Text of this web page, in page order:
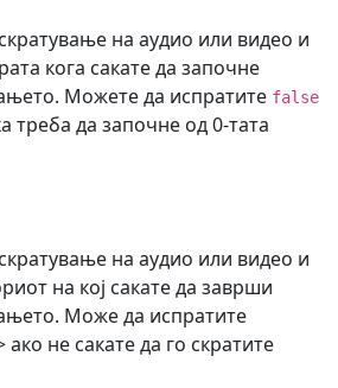
на аудио или видео и
кога сакате да започне
Можете да испратите false
треба да започне од 0-тата
на аудио или видео и
на кој сакате да заврши
Може да испратите
не сакате да го скратите